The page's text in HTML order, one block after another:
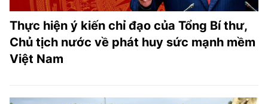
Thực hiện ý kiến chỉ đạo của Tổng Bí thư,
Chủ tịch nước về phát huy sức mạnh mềm
Việt Nam